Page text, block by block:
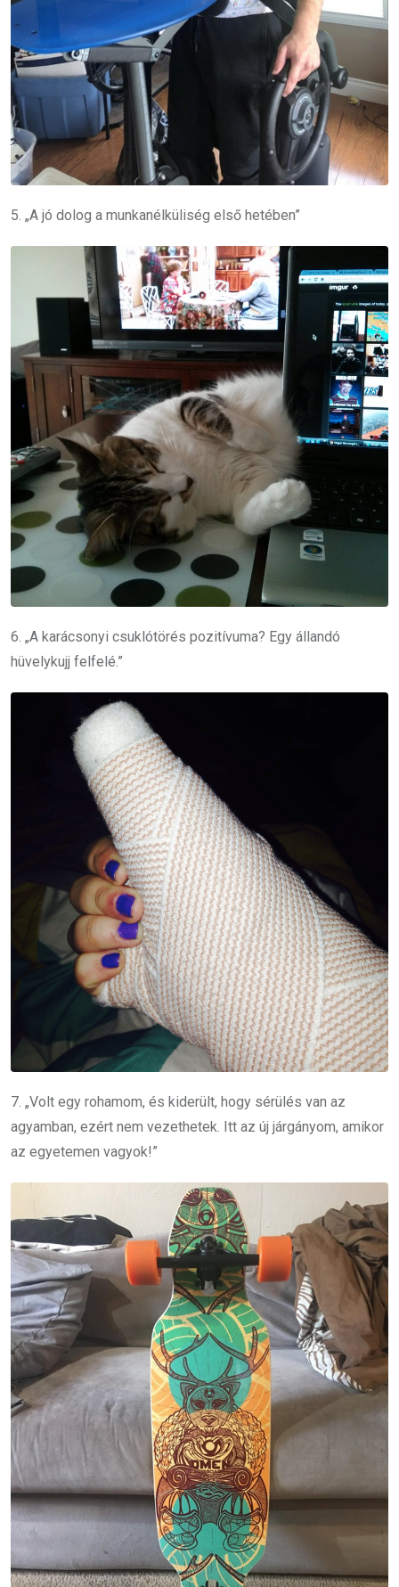
5. „A jó dolog a munkanélküliség első hetében”
6. „A karácsonyi csuklótörés pozitívuma? Egy állandó
hüvelykujj felfelé.”
7. „Volt egy rohamom, és kiderült, hogy sérülés van az
agyamban, ezért nem vezethetek. Itt az új járgányom, amikor
az egyetemen vagyok!”